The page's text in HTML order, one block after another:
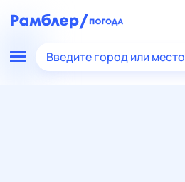
Введите город или место